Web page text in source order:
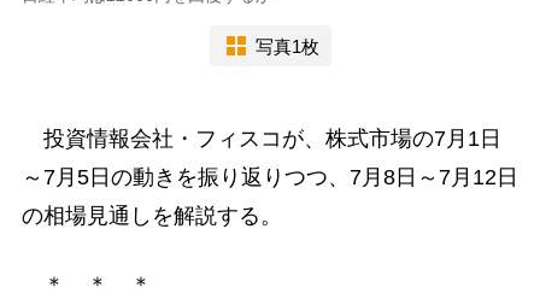
写真1枚
投資情報会社・フィスコが、株式市場の7月1日
～7月5日の動きを振り返りつつ、7月8日～7月12日
の相場見通しを解説する。
＊ ＊ ＊